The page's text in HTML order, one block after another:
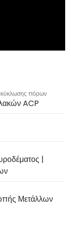
πόρων
ACP
|
Μετάλλων